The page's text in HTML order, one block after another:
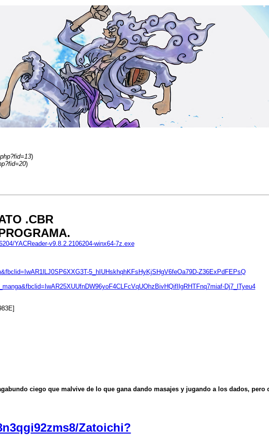
)
)
.CBR
YACReader-v9.8.2.2106204-winx64-7z.exe
5_hIUHskhqhKFsHyKjSHgV6feOa79D-Z36ExPdFEPsQ
Dj7_lTyeu4
ciego que malvive de lo que gana dando masajes y jugando a los dados,
Zatoichi?